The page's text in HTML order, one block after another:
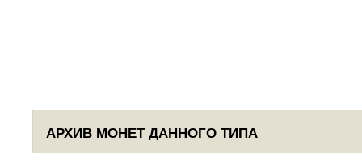
АРХИВ МОНЕТ ДАННОГО ТИПА